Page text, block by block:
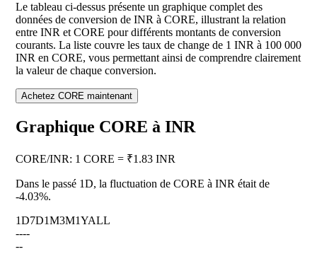
Le tableau ci-dessus présente un graphique complet des
données de conversion de INR à CORE, illustrant la relation
entre INR et CORE pour différents montants de conversion
courants. La liste couvre les taux de change de 1 INR à 100 000
INR en CORE, vous permettant ainsi de comprendre clairement
la valeur de chaque conversion.
Achetez CORE maintenant
Graphique CORE à INR
CORE/INR: 1 CORE = ₹1.83 INR
Dans le passé 1D, la fluctuation de CORE à INR était de
-4.03%.
1D7D1M3M1YALL
----
--